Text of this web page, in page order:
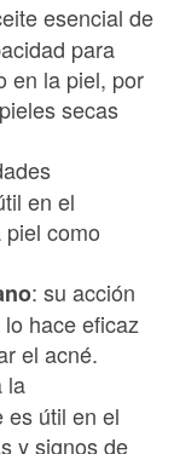
esencial de
para
en la piel, por
secas
en el
como
: su acción
hace eficaz
el acné.
la
es útil en el
y signos de